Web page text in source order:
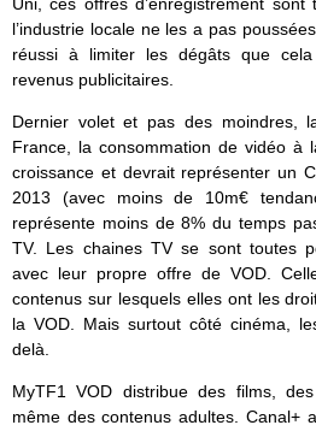
l’industrie locale ne les a pas
réussi à limiter les dégâts que
revenus publicitaires.
Dernier volet et pas des moindres,
France, la consommation de vidéo à
croissance et devrait représenter un
2013 (avec moins de 10m€
représente moins de 8% du temps
TV. Les chaines TV se sont toutes
avec leur propre offre de VOD.
contenus sur lesquels elles ont les
la VOD. Mais surtout côté cinéma,
delà.
MyTF1 VOD distribue des films,
même des contenus adultes. Canal+